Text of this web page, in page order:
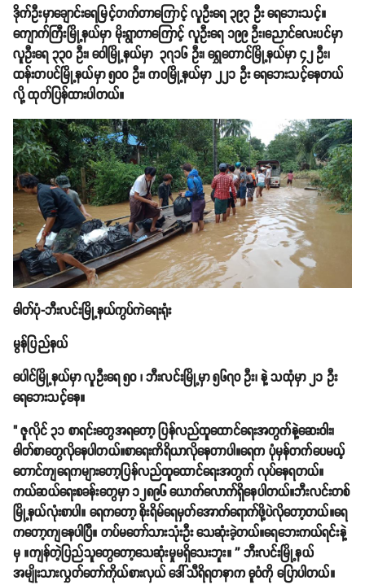
ဒိုက်ဦးမှာချောင်းရေမြင့်တက်တာကြောင့် လူဦးရေ ၃၉၃ ဦး ရေဘေးသင့်။
ကျောက်ကြီးမြို့နယ်မှာ မိုးရွာတာကြောင့် လူဦးရေ ၁၉၉ ဦး၊ညောင်လေးပင်မှာ
လူဦးရေ ၃၃၀ ဦး၊ ဝေါမြို့နယ်မှာ ၃၇၁၆ ဦး၊ ရွှေတောင်မြို့နယ်မှာ ၄၂ ဦး၊
ထန်းတပင်မြို့နယ်မှာ ၅၀၀ ဦး၊ ကဝမြို့နယ်မှာ ၂၂၁ ဦး ရေဘေးသင့်နေတယ်
လို့ ထုတ်ပြန်ထားပါတယ်။
ဓါတ်ပုံ-ဘီးလင်းမြို့နယ်ကွပ်ကဲရေးရုံး
မွန်ပြည်နယ်
ပေါင်မြို့နယ်မှာ လူဦးရေ ၅၀ ၊ ဘီးလင်းမြို့မှာ ၅၆၇၀ ဦး၊ နဲ့ သထုံမှာ ၂၁ ဦး
ရေဘေးသင့်နေ။
" ဇူလိုင် ၃၁ စာရင်းတွေအရတော့ ပြန်လည်ထူထောင်ရေးအတွက်နဲ့ဆေးဝါး၊
ဓါတ်စာတွေလိုနေပါတယ်။စာရေးကိရိယာလိုနေတာပါ။ရေက ပုံမှန်တက်ပေမယ့်
တောင်ကျရေကများတော့ပြန်လည်ထူထောင်ရေးအတွက် လုပ်နေရတယ်။
ကယ်ဆယ်ရေးစခန်းတွေမှာ ၁၂၈၉၆ ယောက်လောက်ရှိနေပါတယ်။ဘီးလင်းတစ်
မြို့နယ်လုံးစာပါ။ ရေကတော့ စိုးရိမ်ရေမှတ်အောက်ရောက်ဖို့ပဲလိုတော့တယ်။ရေ
ကတော့ကျနေပါပြီ။ တပ်မတော်သားသုံးဦး သေဆုံးခဲ့တယ်။ရေဘေးကယ်ရင်းနဲ့
မှ ။ကျန်တဲ့ပြည်သူတွေတော့သေဆုံးမှုမရှိသေးဘူး။ '' ဘီးလင်းမြို့နယ်
အမျိုးသားလွှတ်တော်ကိုယ်စားလှယ် ဒေါ်သီရိရတနာက ဓူဝံကို ပြောပါတယ်။